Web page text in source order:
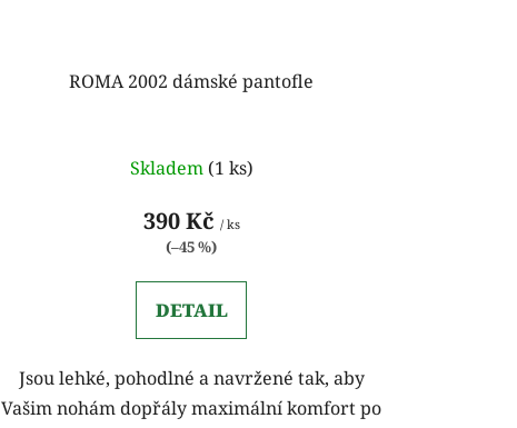
ROMA 2002 dámské pantofle
Skladem (1 ks)
390 Kč / ks
(–45 %)
DETAIL
Jsou lehké, pohodlné a navržené tak, aby
Vašim nohám dopřály maximální komfort po